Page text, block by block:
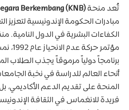
تُعد منحةBerkembang (KNB)
مبادرات الحكومة الإندونيسية لتعزيز
الكفاءات البشرية في الدول النامية.
مؤتمر
برنامجاً دولياً مرموقاً يجذب الطلاب
أنحاء العالم للدراسة في نخبة
المنحة على تقديم الدعم
فريدة للانغماس في الثقافة